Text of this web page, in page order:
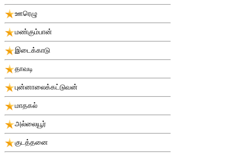
ஊரெழு
மண்கும்பான்
இடைக்காடு
தாவடி
புன்னாலைக்கட்டுவன்
மாதகல்
அல்லையூர்
குடத்தனை